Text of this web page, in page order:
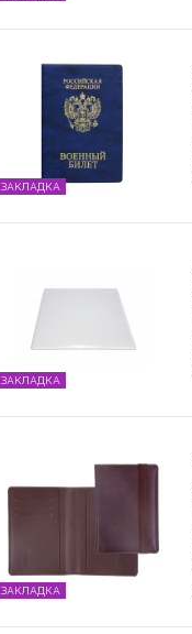
ЗАКЛАДКА
ЗАКЛАДКА
ЗАКЛАДКА